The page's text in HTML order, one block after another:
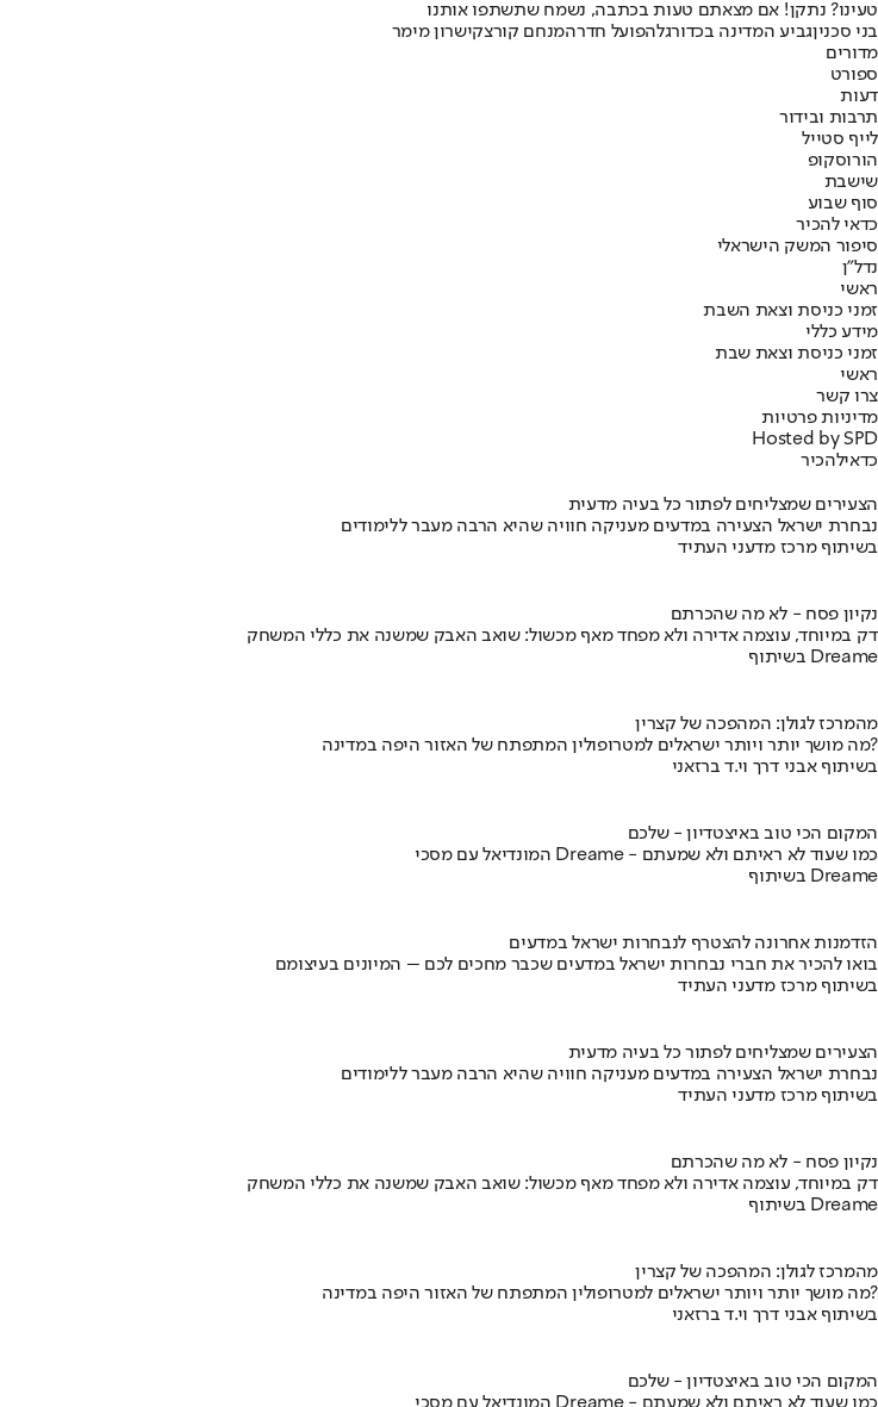
טעינו? נתקן! אם מצאתם טעות בכתבה, נשמח שתשתפו אותנו
בני סכניןגביע המדינה בכדורגלהפועל חדרהמנחם קורצקישרון מימר
מדורים
ספורט
דעות
תרבות ובידור
לייף סטייל
הורוסקופ
שישבת
סוף שבוע
כדאי להכיר
סיפור המשק הישראלי
נדל"ן
ראשי
זמני כניסת וצאת השבת
מידע כללי
זמני כניסת וצאת שבת
ראשי
צרו קשר
מדיניות פרטיות
Hosted by SPD
כדאילהכיר
הצעירים שמצליחים לפתור כל בעיה מדעית
נבחרת ישראל הצעירה במדעים מעניקה חוויה שהיא הרבה מעבר ללימודים
בשיתוף מרכז מדעני העתיד
נקיון פסח - לא מה שהכרתם
דק במיוחד, עוצמה אדירה ולא מפחד מאף מכשול: שואב האבק שמשנה את כללי המשחק
בשיתוף Dreame
מהמרכז לגולן: המהפכה של קצרין
מה מושך יותר ויותר ישראלים למטרופולין המתפתח של האזור היפה במדינה?
בשיתוף אבני דרך וי.ד ברזאני
המקום הכי טוב באיצטדיון - שלכם
המונדיאל עם מסכי Dreame - כמו שעוד לא ראיתם ולא שמעתם
בשיתוף Dreame
הזדמנות אחרונה להצטרף לנבחרות ישראל במדעים
בואו להכיר את חברי נבחרות ישראל במדעים שכבר מחכים לכם – המיונים בעיצומם
בשיתוף מרכז מדעני העתיד
הצעירים שמצליחים לפתור כל בעיה מדעית
נבחרת ישראל הצעירה במדעים מעניקה חוויה שהיא הרבה מעבר ללימודים
בשיתוף מרכז מדעני העתיד
נקיון פסח - לא מה שהכרתם
דק במיוחד, עוצמה אדירה ולא מפחד מאף מכשול: שואב האבק שמשנה את כללי המשחק
בשיתוף Dreame
מהמרכז לגולן: המהפכה של קצרין
מה מושך יותר ויותר ישראלים למטרופולין המתפתח של האזור היפה במדינה?
בשיתוף אבני דרך וי.ד ברזאני
המקום הכי טוב באיצטדיון - שלכם